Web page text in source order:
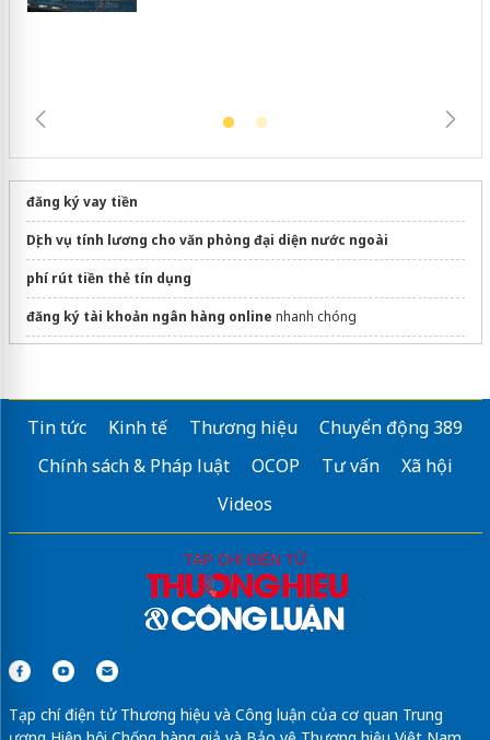
đăng ký vay tiền
Dịch vụ tính lương cho văn phòng đại diện nước ngoài
phí rút tiền thẻ tín dụng
đăng ký tài khoản ngân hàng online nhanh chóng
Phế liệu 24h
Sửa máy rửa bát bosch
Tin tức Kinh tế Thương hiệu
Chuyển động 389
Chính sách & Pháp luật
OCOP Tư vấn
Xã hội
Videos
Tạp chí điện tử Thương hiệu và Công luận của cơ quan Trung